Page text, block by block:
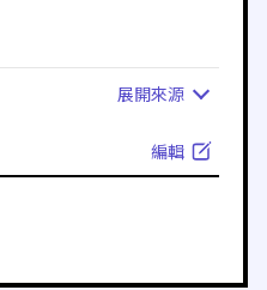
展開來源
編輯